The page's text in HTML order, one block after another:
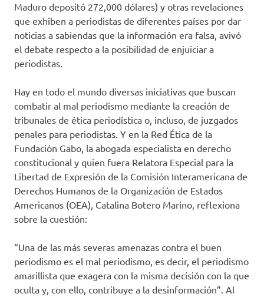
Maduro depositó 272,000 dólares) y otras revelaciones
que exhiben a periodistas de diferentes países por dar
noticias a sabiendas que la información era falsa, avivó
el debate respecto a la posibilidad de enjuiciar a
periodistas.
Hay en todo el mundo diversas iniciativas que buscan
combatir al mal periodismo mediante la creación de
tribunales de ética periodística o, incluso, de juzgados
penales para periodistas. Y en la Red Ética de la
Fundación Gabo, la abogada especialista en derecho
constitucional y quien fuera Relatora Especial para la
Libertad de Expresión de la Comisión Interamericana de
Derechos Humanos de la Organización de Estados
Americanos (OEA), Catalina Botero Marino, reflexiona
sobre la cuestión:
“Una de las más severas amenazas contra el buen
periodismo es el mal periodismo, es decir, el periodismo
amarillista que exagera con la misma decisión con la que
oculta y, con ello, contribuye a la desinformación”. Al